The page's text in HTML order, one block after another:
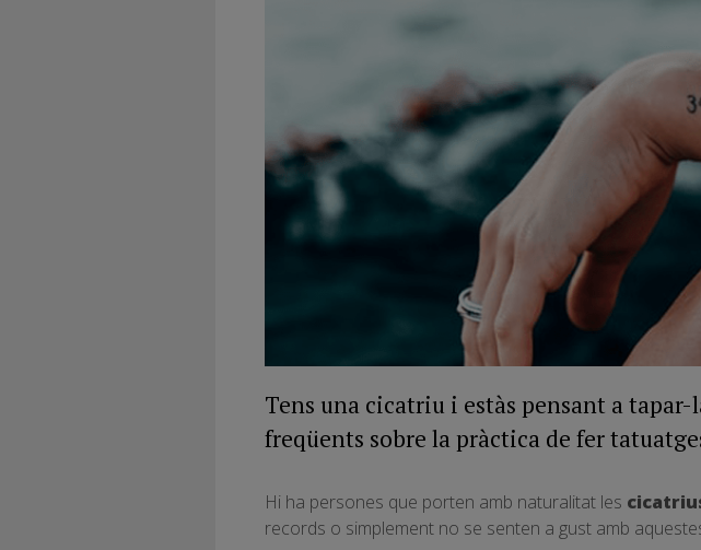
Tens una cicatriu i estàs pensant a
freqüents sobre la pràctica de fer
Hi ha persones que porten amb naturalitat les
records o simplement no se senten a gust amb